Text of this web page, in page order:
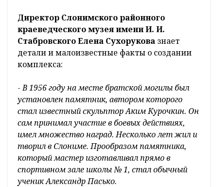
Директор Слонимского районного
краеведческого музея имени И. И.
Стабровского Елена Сухорукова знает
детали и малоизвестные факты о создании
комплекса:
-В 1956 году на месте братской могилы был
установлен памятник, автором которого
стал известный скульптор Аким Курочкин. Он
сам принимал участие в боевых действиях,
имел множество наград. Несколько лет жил и
творил в Слониме. Прообразом памятника,
который мастер изготавливал прямо в
спортивном зале школы № 1, стал обычный
ученик Александр Пасько.